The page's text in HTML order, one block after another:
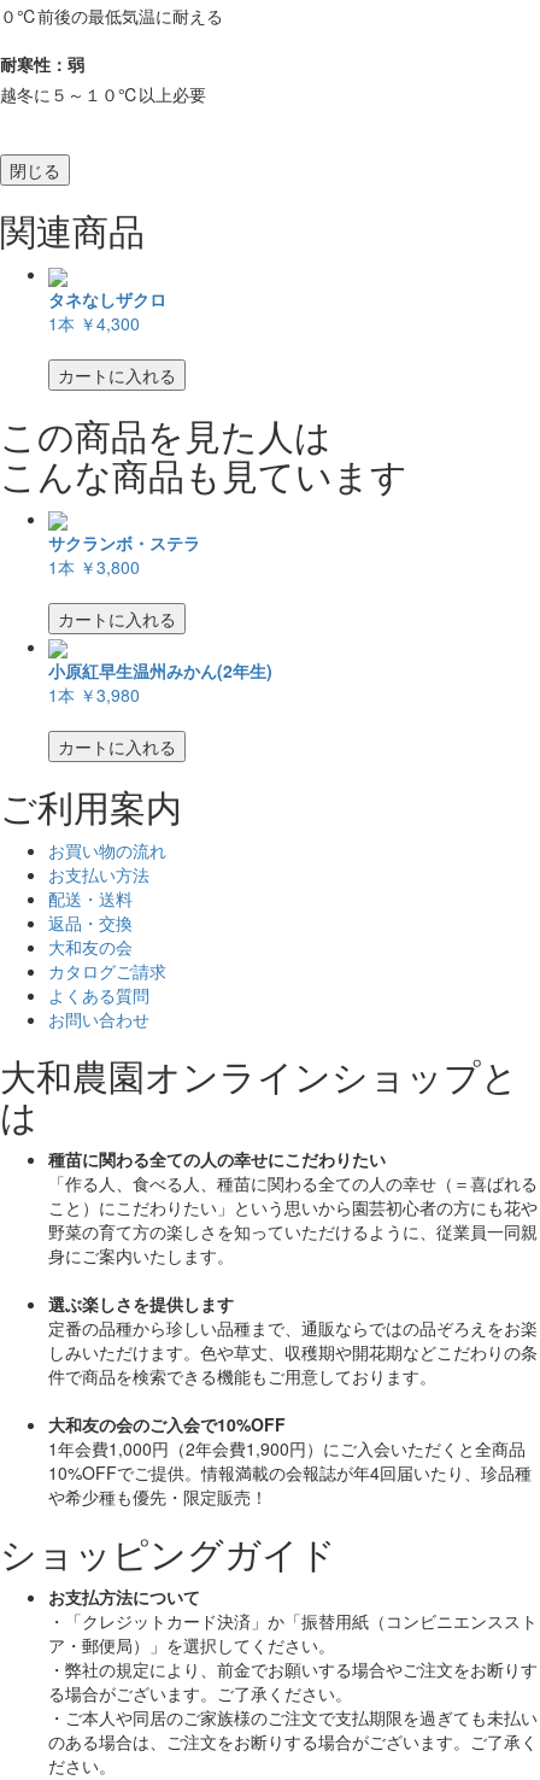
０℃前後の最低気温に耐える
耐寒性：弱
越冬に５～１０℃以上必要
閉じる
関連商品
タネなしザクロ
1本 ￥4,300
カートに入れる
この商品を見た人は
こんな商品も見ています
サクランボ・ステラ
1本 ￥3,800
カートに入れる
小原紅早生温州みかん(2年生)
1本 ￥3,980
カートに入れる
ご利用案内
お買い物の流れ
お支払い方法
配送・送料
返品・交換
大和友の会
カタログご請求
よくある質問
お問い合わせ
大和農園オンラインショップと
は
種苗に関わる全ての人の幸せにこだわりたい
「作る人、食べる人、種苗に関わる全ての人の幸せ（＝喜ばれる
こと）にこだわりたい」 という思いから園芸初心者の方にも花や
野菜の育て方の楽しさを知っていただけるように、従業員一同親
身にご案内いたします。
選ぶ楽しさを提供します
定番の品種から珍しい品種まで、通販ならではの品ぞろえをお楽
しみいただけます。色や草丈、収穫期や開花期などこだわりの条
件で商品を検索できる機能もご用意しております。
大和友の会のご入会で10%OFF
1年会費1,000円（2年会費1,900円）にご入会いただくと全商品
10%OFFでご提供。情報満載の会報誌が年4回届いたり、珍品種
や希少種も優先・限定販売！
ショッピングガイド
お支払方法について
・「クレジットカード決済」か「振替用紙（コンビニエンススト
ア・郵便局）」を選択してください。
・弊社の規定により、前金でお願いする場合やご注文をお断りす
る場合がございます。ご了承ください。
・ご本人や同居のご家族様のご注文で支払期限を過ぎても未払い
のある場合は、ご注文をお断りする場合がございます。ご了承く
ださい。